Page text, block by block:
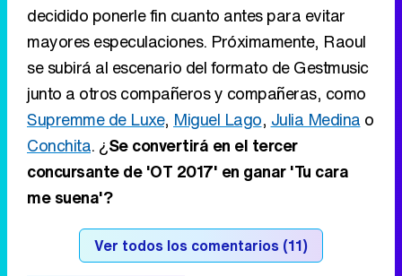
decidido ponerle fin cuanto antes para evitar
mayores especulaciones. Próximamente, Raoul
se subirá al escenario del formato de Gestmusic
junto a otros compañeros y compañeras, como
Supremme de Luxe, Miguel Lago, Julia Medina o
Conchita. ¿Se convertirá en el tercer
concursante de 'OT 2017' en ganar 'Tu cara
me suena'?
Ver todos los comentarios (11)